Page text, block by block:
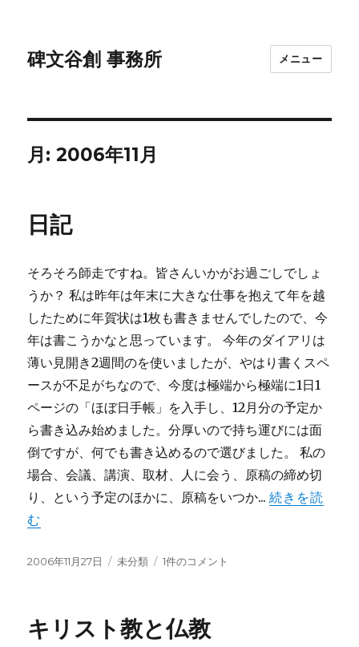
碑文谷創 事務所 メニュー
月:2006年11月
日記
そろそろ師走ですね。皆さんいかがお過ごしでしょ
うか？ 私は昨年は年末に大きな仕事を抱えて年を越
したために年賀状は1枚も書きませんでしたので、今
年は書こうかなと思っています。 今年のダイアリは
薄い見開き2週間のを使いましたが、やはり書くスペ
ースが不足がちなので、今度は極端から極端に1日1
ページの「ほぼ日手帳」を入手し、12月分の予定か
ら書き込み始めました。分厚いので持ち運びには面
倒ですが、何でも書き込めるので選びました。 私の
場合、会議、講演、取材、人に会う、原稿の締め切
り、という予定のほかに、原稿をいつか...続きを読
む
投
2006年11月27日
カ
ー
未分類
日
1件のコメント
キリスト教と仏教